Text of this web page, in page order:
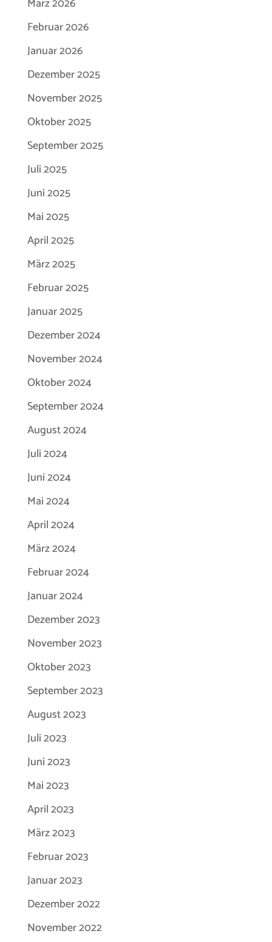
März 2026
Februar 2026
Januar 2026
Dezember 2025
November 2025
Oktober 2025
September 2025
Juli 2025
Juni 2025
Mai 2025
April 2025
März 2025
Februar 2025
Januar 2025
Dezember 2024
November 2024
Oktober 2024
September 2024
August 2024
Juli 2024
Juni 2024
Mai 2024
April 2024
März 2024
Februar 2024
Januar 2024
Dezember 2023
November 2023
Oktober 2023
September 2023
August 2023
Juli 2023
Juni 2023
Mai 2023
April 2023
März 2023
Februar 2023
Januar 2023
Dezember 2022
November 2022